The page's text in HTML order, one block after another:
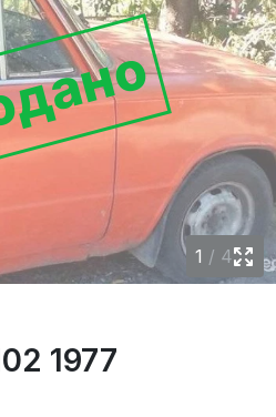
1 / 4
1977